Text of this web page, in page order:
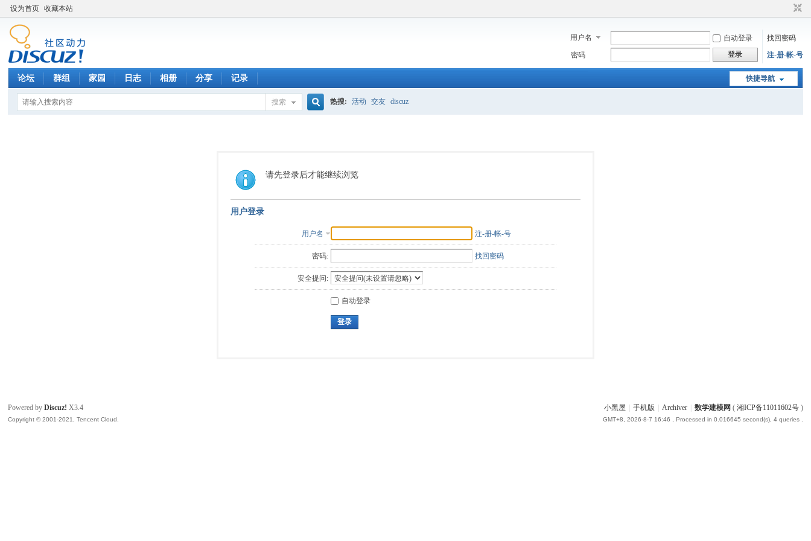
设为首页 收藏本站
用户名 自动登录
找回密码
密码
登录 注-册-帐-号
快捷导航
论坛 群组 家园 日志 相册 分享 记录
搜索
索
热搜: 活动 交友 discuz
请先登录后才能继续浏览
用户登录
用户名 注-册-帐-号
密码: 找回密码
安全提问:
自动登录
登录
小黑屋 手机版 Archiver 数学建模网 ( 湘ICP备11011602号)
GMT+8, 2026-8-7 16:46 , Processed in 0.016645 second(s), 4 queries .
Powered byDiscuz! X3.4
Copyright © 2001-2021, Tencent Cloud.